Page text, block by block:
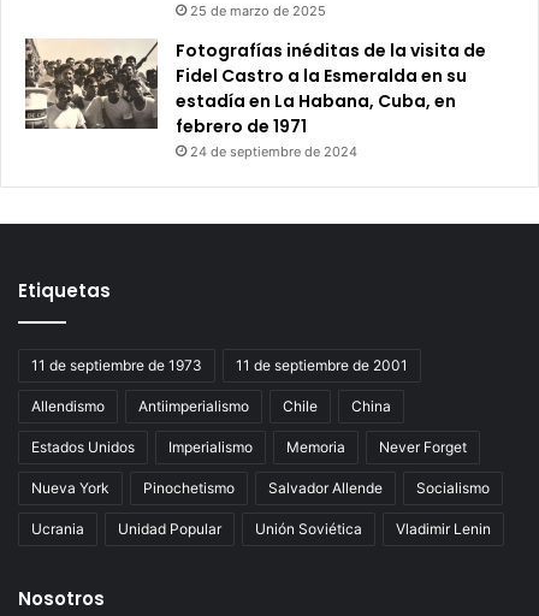
25 de marzo de 2025
Fotografías inéditas de la visita de
Fidel Castro a la Esmeralda en su
estadía en La Habana, Cuba, en
febrero de 1971
24 de septiembre de 2024
Etiquetas
11 de septiembre de 1973 11 de septiembre de 2001
Allendismo Antiimperialismo Chile China
Estados Unidos Imperialismo Memoria Never Forget
Nueva York Pinochetismo Salvador Allende Socialismo
Ucrania Unidad Popular Unión Soviética Vladimir Lenin
Nosotros